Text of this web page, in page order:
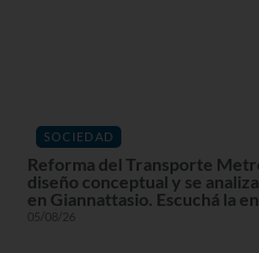
SOCIEDAD
Reforma del Transporte
diseño conceptual y se
en Giannattasio. Escuchá la
05/08/26